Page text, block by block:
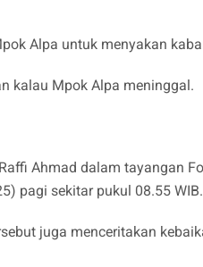
Alpa untuk menyakan
kalau Mpok Alpa meninggal.
Ahmad dalam tayangan
pagi sekitar pukul 08.55 WIB.
juga menceritakan